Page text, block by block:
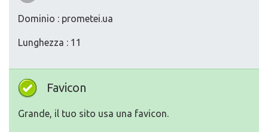
Dominio : prometei.ua
Lunghezza : 11
Favicon
Grande, il tuo sito usa una favicon.